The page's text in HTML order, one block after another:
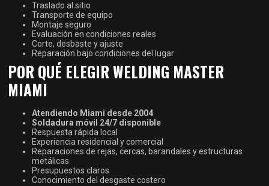
Traslado al sitio
Transporte de equipo
Montaje seguro
Evaluación en condiciones reales
Corte, desbaste y ajuste
Reparación bajo condiciones del lugar
POR QUÉ ELEGIR WELDING MASTER
MIAMI
Atendiendo Miami desde 2004
Soldadura móvil 24/7 disponible
Respuesta rápida local
Experiencia residencial y comercial
Reparaciones de rejas, cercas, barandales y estructuras
metálicas
Presupuestos claros
Conocimiento del desgaste costero